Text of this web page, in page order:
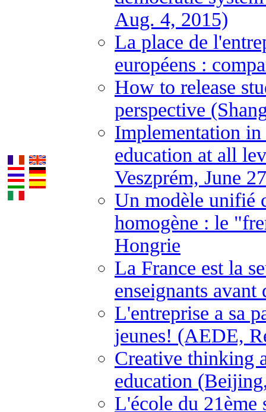
Aug. 4, 2015)
La place de
européens :
How to release
perspective
Implementation in
education at all
Veszprém, June
Un modèle unifié
homogène : le
Hongrie
La France est la
enseignants
L'entreprise a sa
jeunes! (AEDE,
Creative thinking
education
L'école du 21ème